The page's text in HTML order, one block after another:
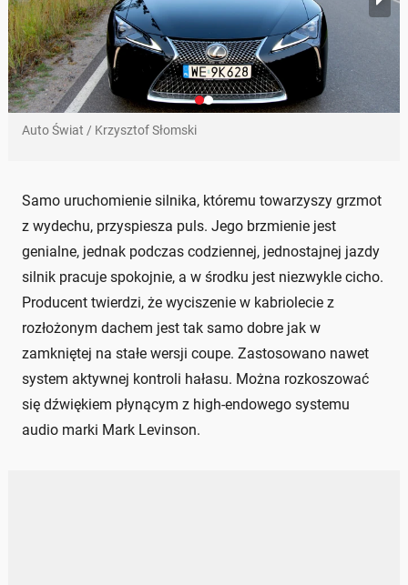
Auto Świat / Krzysztof Słomski
Samo uruchomienie silnika, któremu towarzyszy grzmot
z wydechu, przyspiesza puls. Jego brzmienie jest
genialne, jednak podczas codziennej, jednostajnej jazdy
silnik pracuje spokojnie, a w środku jest niezwykle cicho.
Producent twierdzi, że wyciszenie w kabriolecie z
rozłożonym dachem jest tak samo dobre jak w
zamkniętej na stałe wersji coupe. Zastosowano nawet
system aktywnej kontroli hałasu. Można rozkoszować
się dźwiękiem płynącym z high-endowego systemu
audio marki Mark Levinson.